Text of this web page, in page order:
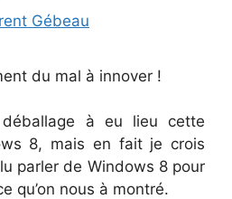
Gébeau
du mal à innover !
à eu lieu cette
8, mais en fait je crois
parler de Windows 8 pour
qu’on nous à montré.